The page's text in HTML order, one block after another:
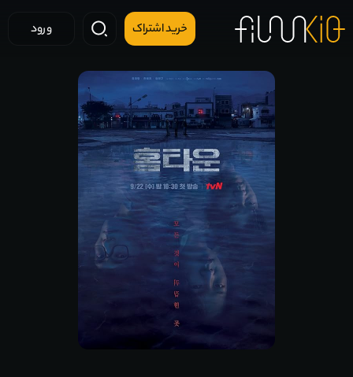
خرید اشتراک ورود